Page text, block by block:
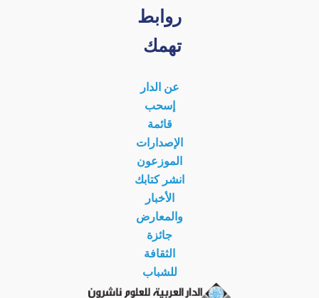
روابط
تهمك
عن الدار
إسحب
قائمة
الإصدارات
الموزعون
انشر كتابك
الأخبار
والمعارض
جائزة
الثقافة
للشباب